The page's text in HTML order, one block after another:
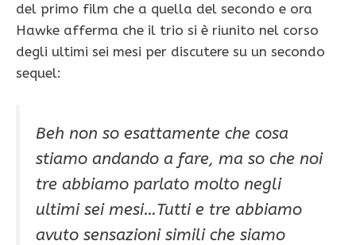
del primo film che a quella del secondo e ora
Hawke afferma che il trio si è riunito nel corso
degli ultimi sei mesi per discutere su un secondo
sequel:
Beh non so esattamente che cosa
stiamo andando a fare, ma so che noi
tre abbiamo parlato molto negli
ultimi sei mesi…Tutti e tre abbiamo
avuto sensazioni simili che siamo